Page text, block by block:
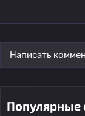
Написать
Популярные